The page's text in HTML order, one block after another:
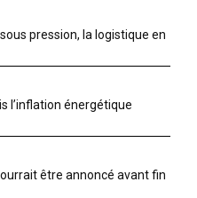
pression, la logistique en
l’inflation énergétique
être annoncé avant fin